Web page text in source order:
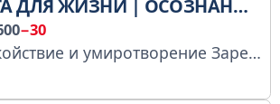
ДЛЯ ЖИЗНИ | ОСОЗНАННОСТЬ
−30
Спокойствие и умиротворение Зарегистрирован в РКН: https://www.gosuslugi.ru/snet/67ae2c8e6857085566b8f5f0 По вопросам рекламы - @olgazaycevaa